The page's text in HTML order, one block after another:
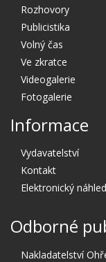
Rozhovory
Publicistika
Volný čas
Ve zkratce
Videogalerie
Fotogalerie
Informace
Vydavatelství
Kontakt
Elektronický náhled
Odborné
Nakladatelství